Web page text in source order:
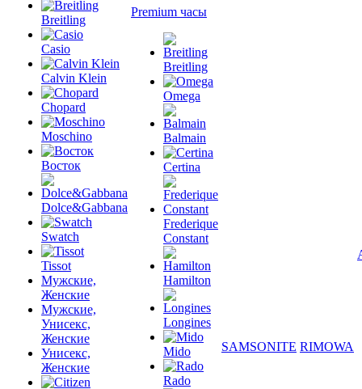
Breitling
Casio
Calvin Klein
Chopard
Moschino
Восток
Dolce&Gabbana
Swatch
Tissot
Мужские,
Женские
Мужские,
Унисекс,
Женские
Унисекс,
Женские
Premium часы
Breitling
Omega
Balmain
Certina
Frederique
Constant
Hamilton
Longines
Mido
Rado
SAMSONITE RIMOWA